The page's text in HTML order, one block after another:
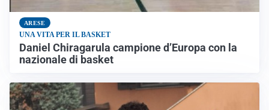
ARESE
UNA VITA PER IL BASKET
Daniel Chiragarula campione d’Europa con la
nazionale di basket